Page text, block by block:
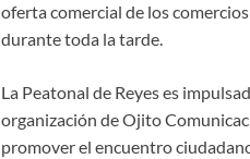
oferta comercial de los
durante toda la tarde.
La Peatonal de Reyes es
organización de Ojito
promover el encuentro